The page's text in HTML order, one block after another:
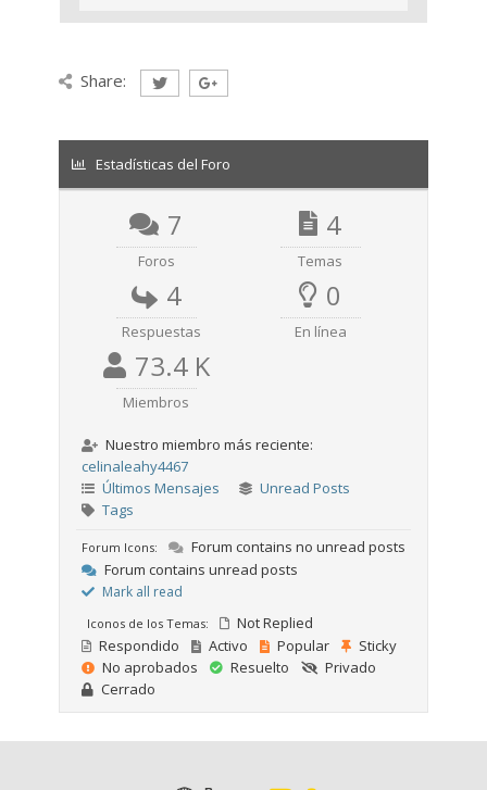
Share:
Estadísticas del Foro
7
Foros
4
Temas
4
Respuestas
0
En línea
73.4 K
Miembros
Nuestro miembro más reciente:
celinaleahy4467
Últimos Mensajes
Unread Posts
Tags
Forum Icons:
Forum contains no unread posts
Forum contains unread posts
Mark all read
Iconos de los Temas:
Not Replied
Respondido
Activo Popular
Sticky
No aprobados
Resuelto
Privado
Cerrado